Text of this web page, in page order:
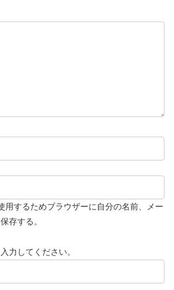
用するためブラウザーに自分の名前、メー
存する。
力してください。